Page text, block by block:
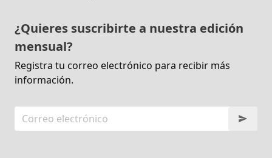
¿Quieres suscribirte a nuestra edición
mensual?
Registra tu correo electrónico para recibir más
información.